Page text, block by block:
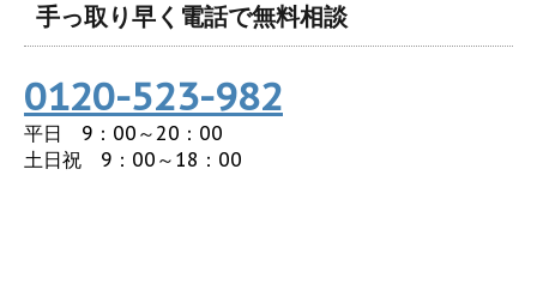
手っ取り早く電話で無料相談
0120-523-982
平日 9：00～20：00
土日祝 9：00～18：00